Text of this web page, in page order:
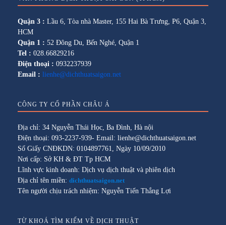
Quận 3 : Lầu 6, Tòa nhà Master, 155 Hai Bà Trưng, P6, Quận 3,
HCM
Quận 1 : 52 Đông Du, Bến Nghé, Quận 1
Tel : 028.66829216
Điện thoại : 0932237939
Email : lienhe@dichthuatsaigon.net
CÔNG TY CỔ PHẦN CHÂU Á
Địa chỉ: 34 Nguyễn Thái Học, Ba Đình, Hà nội
Điện thoại: 093-2237-939- Email: lienhe@dichthuatsaigon.net
Số Giấy CNĐKDN: 0104897761, Ngày 10/09/2010
Nơi cấp: Sở KH & ĐT Tp HCM
Lĩnh vực kinh doanh: Dịch vụ dịch thuật và phiên dịch
Địa chỉ tên miền: dichthuatsaigon.net
Tên người chịu trách nhiệm: Nguyễn Tiến Thắng Lợi
TỪ KHOÁ TÌM KIẾM VỀ DỊCH THUẬT